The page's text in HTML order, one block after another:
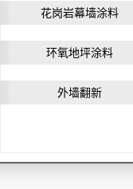
花岗岩幕墙涂料
环氧地坪涂料
外墙翻新